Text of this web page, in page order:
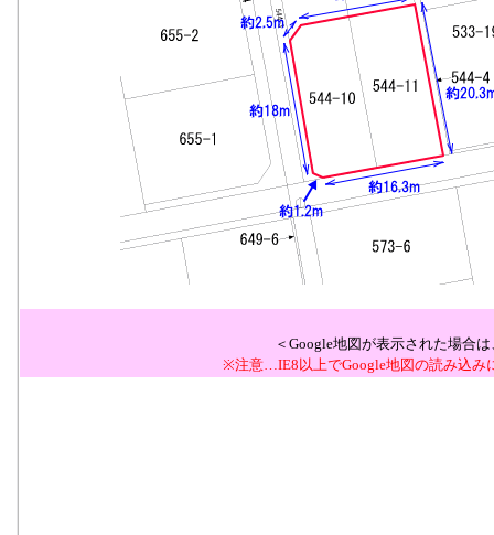
＜Google地図が表示された場合
※注意…IE8以上でGoogle地図の読み込み